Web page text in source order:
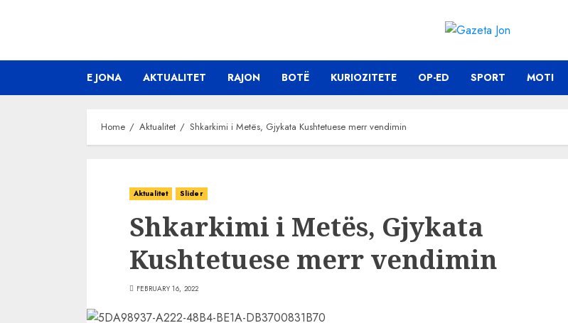
E JONA AKTUALITET RAJON BOTË KURIOZITETE OP-ED SPORT MOTI
Home Aktualitet Shkarkimi i Metës, Gjykata Kushtetuese merr vendimin
Aktualitet Slider
Shkarkimi i Metës, Gjykata
Kushtetuese merr vendimin
FEBRUARY 16, 2022